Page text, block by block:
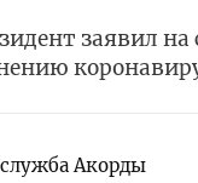
заявил
Акорды